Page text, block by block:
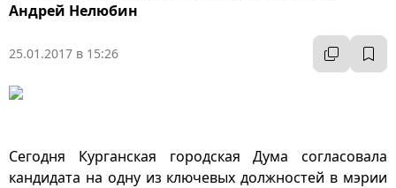
Андрей Нелюбин
25.01.2017 в 15:26
Сегодня Курганская городская Дума согласовала
кандидата на одну из ключевых должностей в мэрии